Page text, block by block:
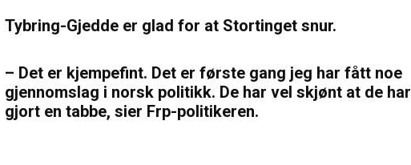
Tybring-Gjedde er glad for at Stortinget snur.
– Det er kjempefint. Det er første gang jeg har fått noe
gjennomslag i norsk politikk. De har vel skjønt at de har
gjort en tabbe, sier Frp-politikeren.